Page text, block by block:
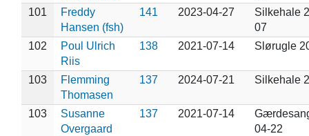
101
Freddy
Hansen (fsh)
141 2023-04-27
Silkehale
07
102
Poul Ulrich
Riis
138 2021-07-14 Slørugle
103
Flemming
Thomasen
137 2024-07-21 Silkehale
103
Susanne
Overgaard
137 2021-07-14
04-22